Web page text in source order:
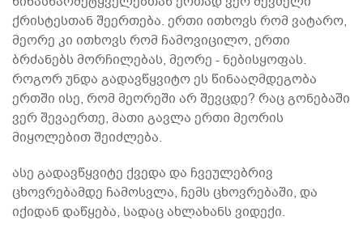
ქრისტესთან შეერთება. ერთი ითხოვს რომ ვატარო,
მეორე კი ითხოვს რომ ჩამოვიცილო, ერთი
ბრძანებს მორჩილებას, მეორე - ნებისყოფას.
როგორ უნდა გადავწყვიტო ეს წინააღმდეგობა
ერთში ისე, რომ მეორეში არ შევცდე? რაც გონებაში
ვერ შევაერთე, მათი გავლა ერთი მეორის
მიყოლებით შეიძლება.
ასე გადავწყვიტე ქვედა და ჩვეულებრივ
ცხოვრებამდე ჩამოსვლა, ჩემს ცხოვრებაში, და
იქიდან დაწყება, სადაც ახლახანს ვიდექი.